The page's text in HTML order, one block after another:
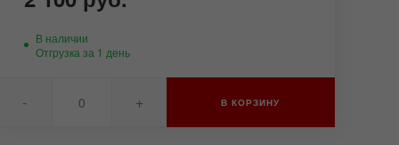
В наличии
Отгрузка за 1 день
- + В КОРЗИНУ